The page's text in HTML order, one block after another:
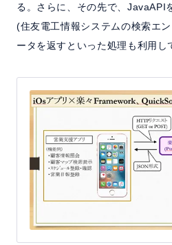
る。さらに、その先で、JavaAPI
(住友電工情報システムの検索エ
ータを返すといった処理も利用し